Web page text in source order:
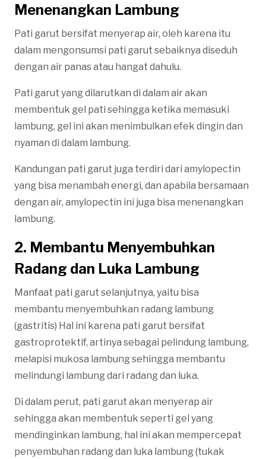
Menenangkan Lambung
Pati garut bersifat menyerap air, oleh karena itu
dalam mengonsumsi pati garut sebaiknya diseduh
dengan air panas atau hangat dahulu.
Pati garut yang dilarutkan di dalam air akan
membentuk gel pati sehingga ketika memasuki
lambung, gel ini akan menimbulkan efek dingin dan
nyaman di dalam lambung.
Kandungan pati garut juga terdiri dari amylopectin
yang bisa menambah energi, dan apabila bersamaan
dengan air, amylopectin ini juga bisa menenangkan
lambung.
2. Membantu Menyembuhkan
Radang dan Luka Lambung
Manfaat pati garut selanjutnya, yaitu bisa
membantu menyembuhkan radang lambung
(gastritis) Hal ini karena pati garut bersifat
gastroprotektif, artinya sebagai pelindung lambung,
melapisi mukosa lambung sehingga membantu
melindungi lambung dari radang dan luka.
Di dalam perut, pati garut akan menyerap air
sehingga akan membentuk seperti gel yang
mendinginkan lambung, hal ini akan mempercepat
penyembuhan radang dan luka lambung (tukak